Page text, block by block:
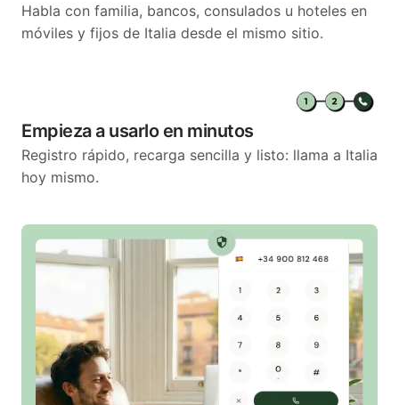
Habla con familia, bancos, consulados u hoteles en
móviles y fijos de Italia desde el mismo sitio.
Empieza a usarlo en minutos
Registro rápido, recarga sencilla y listo: llama a Italia
hoy mismo.